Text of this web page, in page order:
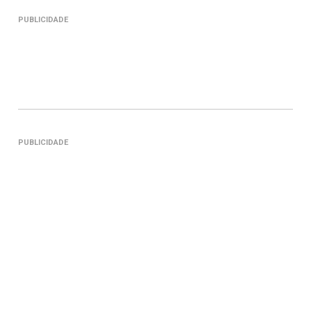
PUBLICIDADE
PUBLICIDADE